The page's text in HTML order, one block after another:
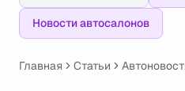
Новости автосалонов
Главная Статьи